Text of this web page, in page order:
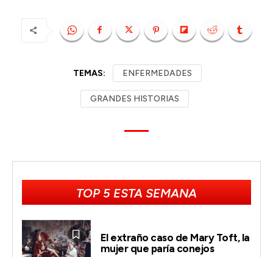
TEMAS: ENFERMEDADES
GRANDES HISTORIAS
TOP 5 ESTA SEMANA
El extraño caso de Mary Toft, la
mujer que paría conejos